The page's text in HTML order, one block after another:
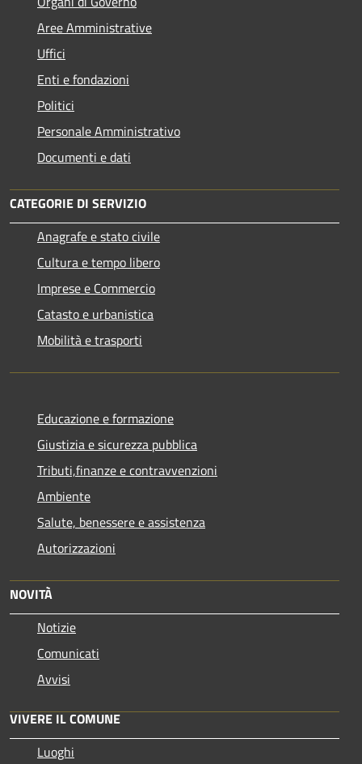
Aree Amministrative
Uffici
Enti e fondazioni
Politici
Personale Amministrativo
Documenti e dati
CATEGORIE DI SERVIZIO
Anagrafe e stato civile
Cultura e tempo libero
Imprese e Commercio
Catasto e urbanistica
Mobilità e trasporti
Educazione e formazione
Giustizia e sicurezza pubblica
Tributi,finanze e contravvenzioni
Ambiente
Salute, benessere e assistenza
Autorizzazioni
NOVITÀ
Notizie
Comunicati
Avvisi
VIVERE IL COMUNE
Luoghi